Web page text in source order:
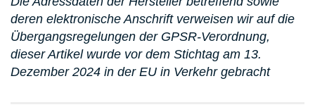
deren elektronische Anschrift verweisen wir auf die
Übergangsregelungen der GPSR-Verordnung,
dieser Artikel wurde vor dem Stichtag am 13.
Dezember 2024 in der EU in Verkehr gebracht